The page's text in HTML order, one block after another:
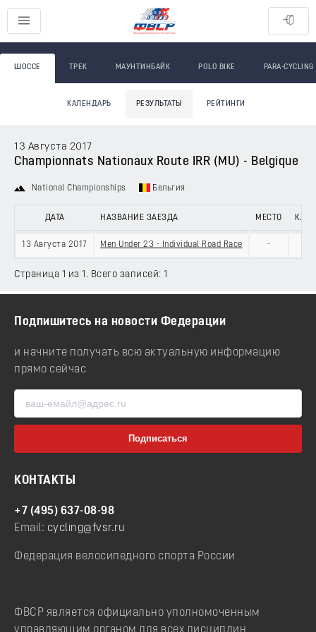
ШОССЕ ТРЕК МАУНТИНБАЙК POLO BIKE PARA-CYCLING
КАЛЕНДАРЬ РЕЗУЛЬТАТЫ РЕЙТИНГИ
13 Августа 2017
Championnats Nationaux Route IRR (MU) - Belgique
National Championships Бельгия
ДАТА НАЗВАНИЕ ЗАЕЗДА МЕСТО
13 Августа 2017 Men Under 23 - Individual Road Race -
Страница 1 из 1. Всего записей: 1
Подпишитесь на новости Федерации
и начните получать всю актуальную информацию
прямо сейчас
КОНТАКТЫ
+7 (495) 637-08-98
Email: cycling@fvsr.ru
Федерация велосипедного спорта России
ФВСР является официально уполномоченным